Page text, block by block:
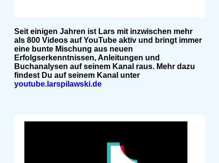
Seit einigen Jahren ist Lars mit inzwischen mehr
als 800 Videos auf YouTube aktiv und bringt immer
eine bunte Mischung aus neuen
Erfolgserkenntnissen, Anleitungen und
Buchanalysen auf seinem Kanal raus. Mehr dazu
findest Du auf seinem Kanal unter
youtube.larspilawski.de